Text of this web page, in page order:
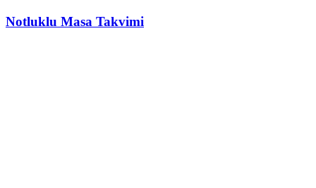
Notluklu Masa Takvimi